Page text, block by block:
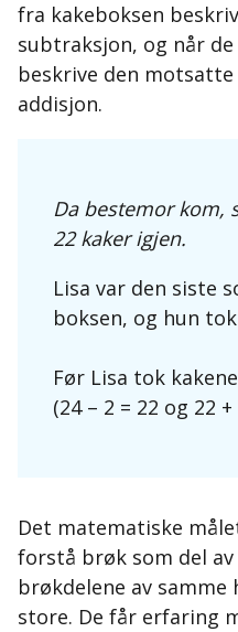
fra kakeboksen
subtraksjon, og når
beskrive den
addisjon.
Da bestemor kom,
22 kaker igjen.
Lisa var den siste
boksen, og hun
Før Lisa tok
(24 – 2 = 22 og 22 +
Det matematiske
forstå brøk som del av
brøkdelene av
store. De får erfaring